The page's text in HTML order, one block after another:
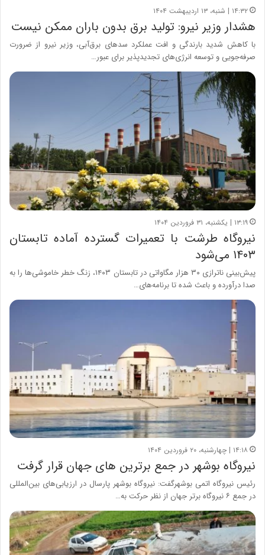
۱۴:۳۲ | شنبه، ۱۳ اردیبهشت ۱۴۰۴
هشدار وزیر نیرو: تولید برق بدون باران ممکن نیست
با کاهش شدید بارندگی و افت عملکرد سدهای برق‌آبی، وزیر نیرو از ضرورت
صرفه‌جویی و توسعه انرژی‌های تجدیدپذیر برای عبور…
۱۳:۱۹ | یکشنبه، ۳۱ فروردین ۱۴۰۴
نیروگاه طرشت با تعمیرات گسترده آماده تابستان
۱۴۰۳ می‌شود
پیش‌بینی ناترازی ۳۰ هزار مگاواتی در تابستان ۱۴۰۳، زنگ خطر خاموشی‌ها را به
صدا درآورده و باعث شده تا برنامه‌های…
۱۴:۱۸ | چهارشنبه، ۲۰ فروردین ۱۴۰۴
نیروگاه بوشهر در جمع برترین های جهان قرار گرفت
رئیس نیروگاه اتمی بوشهرگفت: نیروگاه بوشهر پارسال در ارزیابی‌های بین‌المللی
در جمع ۶ نیروگاه برتر جهان از نظر حرکت به…